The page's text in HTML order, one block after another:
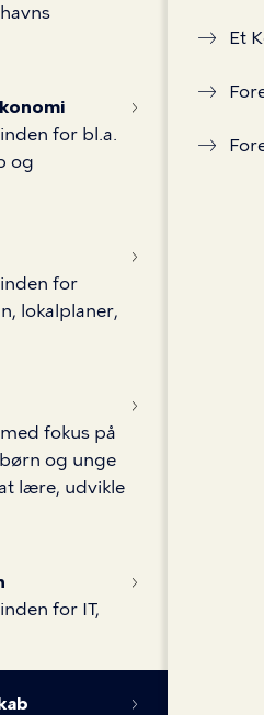
Et
for bl.a.
og
for
lokalplaner,
fokus på
og unge
lære, udvikle
for IT,